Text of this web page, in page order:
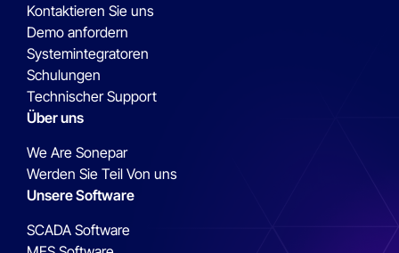
Kontaktieren Sie uns
Demo anfordern
Systemintegratoren
Schulungen
Technischer Support
Über uns
We Are Sonepar
Werden Sie Teil Von uns
Unsere Software
SCADA Software